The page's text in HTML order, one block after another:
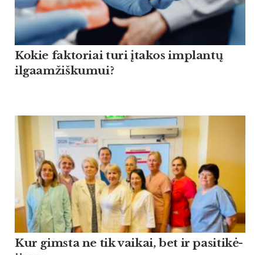
Kokie faktoriai turi įtakos implantų
ilgaamžiškumui?
Kur gims­ta ne tik vai­kai, bet ir pa­si­ti­kė­